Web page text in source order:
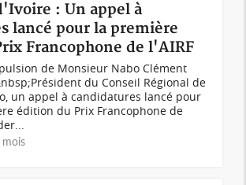
: Un appel à
lancé pour la première
Francophone de l'AIRF
de Monsieur Nabo Clément
du Conseil Régional de
un appel à candidatures lancé pour
édition du Prix Francophone de
mois